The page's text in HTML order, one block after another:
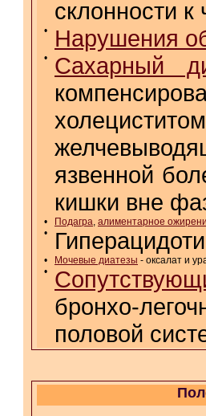
склонности
• Нарушения
•
Сахарный
язвенной
кишки вне
• Подагра, алиментарное
•
• Мочевые диатезы - оксалат и
•
бронхо-
половой